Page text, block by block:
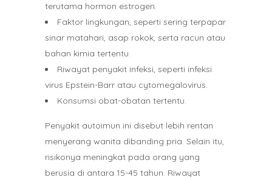
terutama hormon estrogen.
Faktor lingkungan, seperti sering terpapar
sinar matahari, asap rokok, serta racun atau
bahan kimia tertentu.
Riwayat penyakit infeksi, seperti infeksi
virus Epstein-Barr atau cytomegalovirus.
Konsumsi obat-obatan tertentu.
Penyakit autoimun ini disebut lebih rentan
menyerang wanita dibanding pria. Selain itu,
risikonya meningkat pada orang yang
berusia di antara 15-45 tahun. Riwayat